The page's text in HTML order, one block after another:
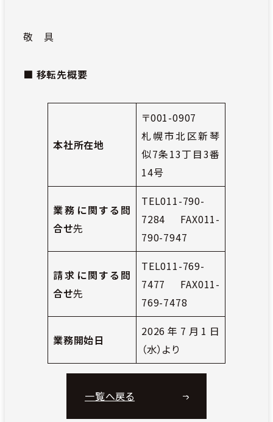
敬 具
■ 移転先概要
本社所在地
〒001-0907
札幌市北区新琴
似7条13丁目3番
14号
業務に関する問
合せ先
TEL011-790-
7284 FAX011-
790-7947
請求に関する問
合せ先
TEL011-769-
7477 FAX011-
769-7478
業務開始日
2026年7月1日
（水）より
一覧へ戻る